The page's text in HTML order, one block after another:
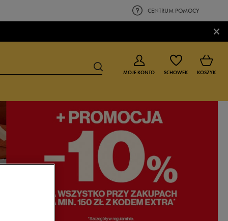
CENTRUM POMOCY
×
BUTY DLA CHŁOPCA BUTY DLA DZIEWCZYNKI
0-4 lat
4-8 lat
9-16 lat
MOJE KONTO SCHOWEK KOSZYK